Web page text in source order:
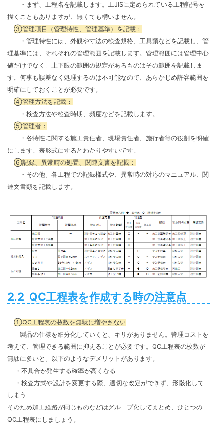
・まず、工程名を記載します。工JISに定められている工程記号を
描くこともありますが、無くても構いません。
③管理項目（管理特性、管理基準）を記載：
・管理特性には、外観や寸法の検査規格、工具類などを記載し、管
理基準には、それぞれの管理範囲を記載します。管理範囲には管理中心
値だけでなく、上下限の範囲の規定があるものはその範囲を記載しま
す。何事も誤差なく処理するのは不可能なので、あらかじめ許容範囲を
明確にしておくことが必要です。
④管理方法を記載：
・検査方法や検査時期、頻度などを記載します。
⑤管理者：
・各特性に関する施工責任者、現場責任者、施行者等の役割を明確
にします。表形式にするとわかりやすいです。
⑥記録、異常時の処置、関連文書を記載：
・その他、各工程での記録様式や、異常時の対応のマニュアル、関
連文書類を記載します。
2.2 QC工程表を作成する時の注意点
①QC工程表の枚数を無駄に増やさない
製品の仕様を細分化していくと、キリがありません。管理コストを
考えて、管理できる範囲に抑えることが必要です。QC工程表の枚数が
無駄に多いと、以下のようなデメリットがあります。
・不具合が発生する確率が高くなる
・検査方式や設計を変更する際、適切な改定ができず、形骸化して
しまう
そのため加工経路が同じものなどはグループ化してまとめ、ひとつの
QC工程表にしましょう。